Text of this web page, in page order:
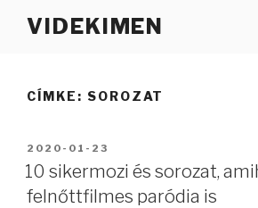
VIDEKIMEN
CÍMKE: SOROZAT
BEKÜLDVE:
2020-01-23
10 sikermozi és sorozat,
felnőttfilmes paródia is